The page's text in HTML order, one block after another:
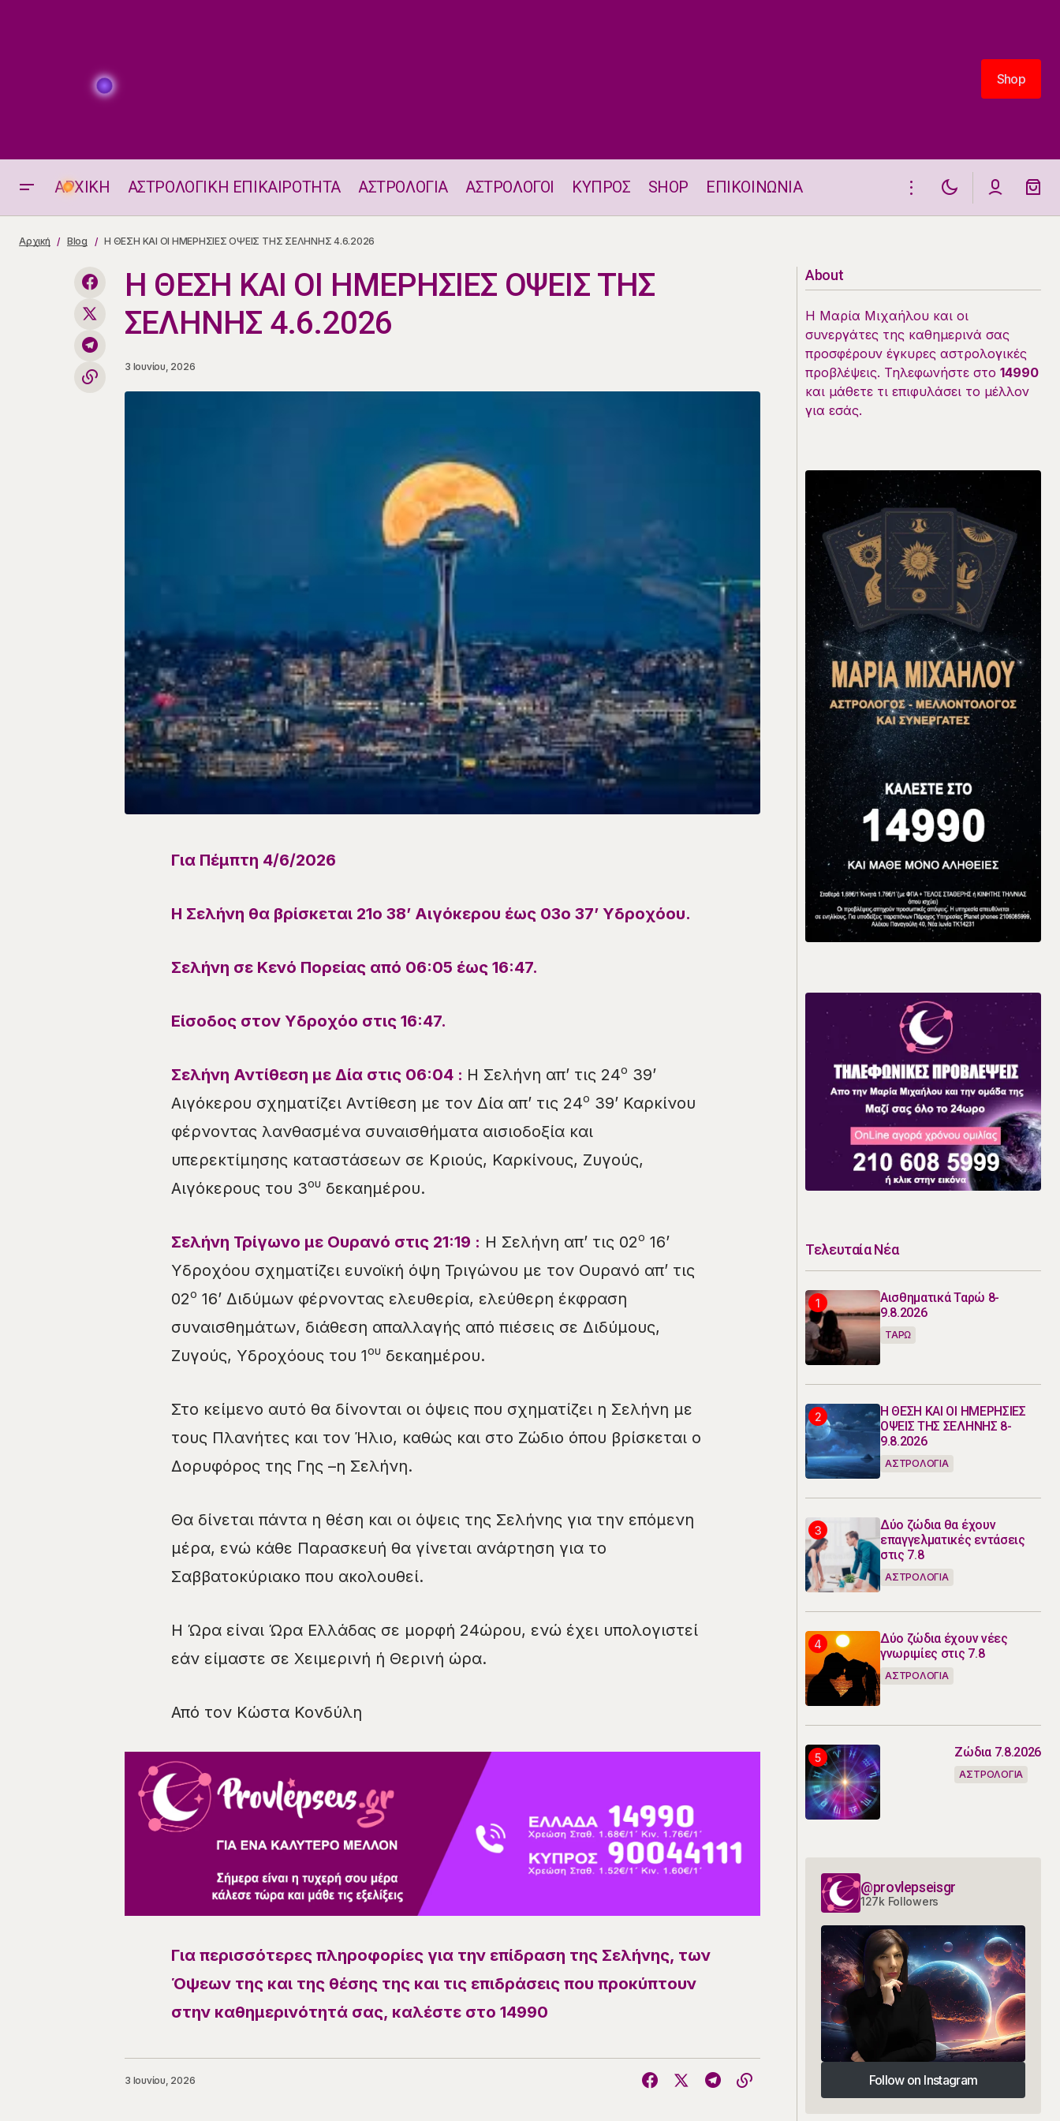
Shop
Shop
ΑΡΧΙΚΗ ΑΣΤΡΟΛΟΓΙΚΗ ΕΠΙΚΑΙΡΟΤΗΤΑ ΑΣΤΡΟΛΟΓΙΑ ΑΣΤΡΟΛΟΓΟΙ ΚΥΠΡΟΣ SHOP ΕΠΙΚΟΙΝΩΝΙΑ
4.6.2026
Η ΘΕΣΗ ΚΑΙ ΟΙ ΗΜΕΡΗΣΙΕΣ ΟΨΕΙΣ ΤΗΣ ΣΕΛΗΝΗΣ 4.6.2026
Αρχική Blog Η ΘΕΣΗ ΚΑΙ ΟΙ ΗΜΕΡΗΣΙΕΣ ΟΨΕΙΣ ΤΗΣ ΣΕΛΗΝΗΣ 4.6.2026
Η ΘΕΣΗ ΚΑΙ ΟΙ ΗΜΕΡΗΣΙΕΣ ΟΨΕΙΣ ΤΗΣ
ΣΕΛΗΝΗΣ 4.6.2026
3 Ιουνίου, 2026
Για Πέμπτη 4/6/2026
Η Σελήνη θα βρίσκεται 21ο 38’ Αιγόκερου έως 03ο 37’ Υδροχόου.
Σελήνη σε Κενό Πορείας από 06:05 έως 16:47.
Είσοδος στον Υδροχόο στις 16:47.
Σελήνη Αντίθεση με Δία στις 06:04 : Η Σελήνη απ’ τις 24ο 39’
Αιγόκερου σχηματίζει Αντίθεση με τον Δία απ’ τις 24ο 39’ Καρκίνου
φέρνοντας λανθασμένα συναισθήματα αισιοδοξία και
υπερεκτίμησης καταστάσεων σε Κριούς, Καρκίνους, Ζυγούς,
Αιγόκερους του 3ου δεκαημέρου.
Σελήνη Τρίγωνο με Ουρανό στις 21:19 : Η Σελήνη απ’ τις 02ο 16’
Υδροχόου σχηματίζει ευνοϊκή όψη Τριγώνου με τον Ουρανό απ’ τις
02ο 16’ Διδύμων φέρνοντας ελευθερία, ελεύθερη έκφραση
συναισθημάτων, διάθεση απαλλαγής από πιέσεις σε Διδύμους,
Ζυγούς, Υδροχόους του 1ου δεκαημέρου.
Στο κείμενο αυτό θα δίνονται οι όψεις που σχηματίζει η Σελήνη με
τους Πλανήτες και τον Ήλιο, καθώς και στο Ζώδιο όπου βρίσκεται ο
Δορυφόρος της Γης –η Σελήνη.
Θα δίνεται πάντα η θέση και οι όψεις της Σελήνης για την επόμενη
μέρα, ενώ κάθε Παρασκευή θα γίνεται ανάρτηση για το
Σαββατοκύριακο που ακολουθεί.
Η Ώρα είναι Ώρα Ελλάδας σε μορφή 24ώρου, ενώ έχει υπολογιστεί
εάν είμαστε σε Χειμερινή ή Θερινή ώρα.
Από τον Κώστα Κονδύλη
Για περισσότερες πληροφορίες για την επίδραση της Σελήνης, των
Όψεων της και της θέσης της και τις επιδράσεις που προκύπτουν
στην καθημερινότητά σας, καλέστε στο 14990
3 Ιουνίου, 2026
About
Η Μαρία Μιχαήλου και οι
συνεργάτες της καθημερινά σας
προσφέρουν έγκυρες αστρολογικές
προβλέψεις. Τηλεφωνήστε στο 14990
και μάθετε τι επιφυλάσει το μέλλον
για εσάς.
Τελευταία Νέα
Αισθηματικά Ταρώ 8-
9.8.2026
ΤΑΡΩ
Η ΘΕΣΗ ΚΑΙ ΟΙ ΗΜΕΡΗΣΙΕΣ
ΟΨΕΙΣ ΤΗΣ ΣΕΛΗΝΗΣ 8-
9.8.2026
ΑΣΤΡΟΛΟΓΙΑ
Δύο ζώδια θα έχουν
επαγγελματικές εντάσεις
στις 7.8
ΑΣΤΡΟΛΟΓΙΑ
Δύο ζώδια έχουν νέες
γνωριμίες στις 7.8
ΑΣΤΡΟΛΟΓΙΑ
Ζώδια 7.8.2026
ΑΣΤΡΟΛΟΓΙΑ
@provlepseisgr
127k Followers
Follow on Instagram
Follow on Instagram